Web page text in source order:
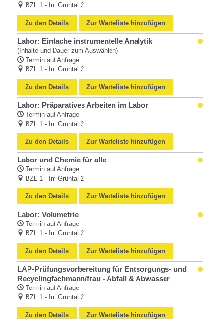
BZL 1 - Im Grüntal 2
Zu den Details Zur Warteliste hinzufügen
Labor: Einfache instrumentelle Analytik
(Inhalte und Dauer zum Auswählen)
Termin auf Anfrage
BZL 1 - Im Grüntal 2
Zu den Details Zur Warteliste hinzufügen
Labor: Präparatives Arbeiten im Labor
Termin auf Anfrage
BZL 1 - Im Grüntal 2
Zu den Details Zur Warteliste hinzufügen
Labor und Chemie für alle
Termin auf Anfrage
BZL 1 - Im Grüntal 2
Zu den Details Zur Warteliste hinzufügen
Labor: Volumetrie
Termin auf Anfrage
BZL 1 - Im Grüntal 2
Zu den Details Zur Warteliste hinzufügen
LAP-Prüfungsvorbereitung für Entsorgungs- und
Recyclingfachmann/frau - Abfall & Abwasser
Termin auf Anfrage
BZL 1 - Im Grüntal 2
Zu den Details Zur Warteliste hinzufügen